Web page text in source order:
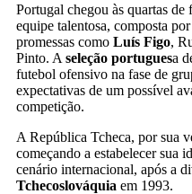
Portugal chegou às quartas de
equipe talentosa, composta
promessas como Luís Figo,
Pinto. A seleção portuguesa
futebol ofensivo na fase de
expectativas de um possível
competição.
A República Tcheca, por sua
começando a estabelecer sua
cenário internacional, após a
Tchecoslováquia em 1993.